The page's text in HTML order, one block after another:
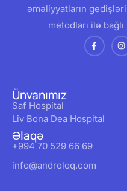
əməliyyatların
metodları ilə
Ünvanımız
Saf Hospital
Liv Bona Dea Hospital
Əlaqə
+994 70 529 66 69
info@androloq.com